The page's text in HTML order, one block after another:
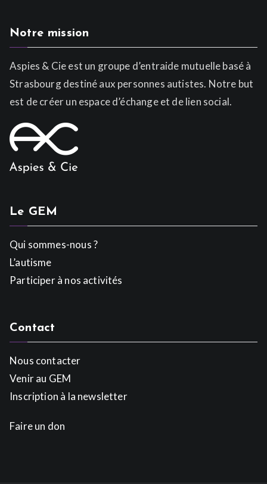
Notre mission
Aspies & Cie est un groupe d’entraide mutuelle basé à
Strasbourg destiné aux personnes autistes. Notre but
est de créer un espace d’échange et de lien social.
Le GEM
Qui sommes-nous ?
L’autisme
Participer à nos activités
Contact
Nous contacter
Venir au GEM
Inscription à la newsletter
Faire un don